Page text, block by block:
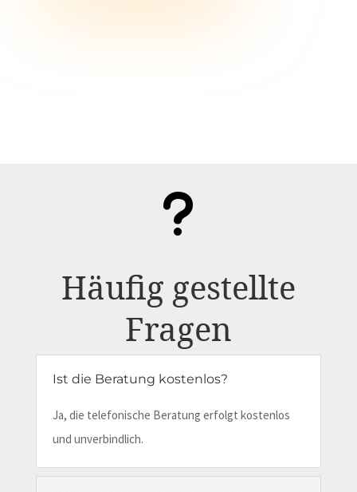
u
Häufig gestellte
Fragen
Ist die Beratung kostenlos?
Ja, die telefonische Beratung erfolgt kostenlos
und unverbindlich.